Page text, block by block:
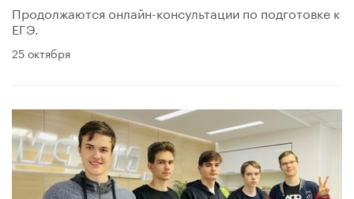
Продолжаются онлайн-консультации по подготовке к
ЕГЭ.
25 октября